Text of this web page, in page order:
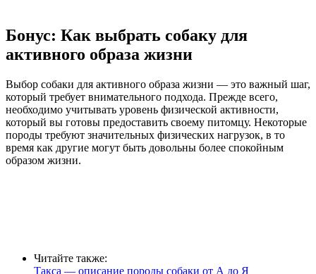
Бонус: Как выбрать собаку для
активного образа жизни
Выбор собаки для активного образа жизни — это важный шаг,
который требует внимательного подхода. Прежде всего,
необходимо учитывать уровень физической активности,
который вы готовы предоставить своему питомцу. Некоторые
породы требуют значительных физических нагрузок, в то
время как другие могут быть довольны более спокойным
образом жизни.
Читайте также:
Такса — описание породы собаки от А до Я